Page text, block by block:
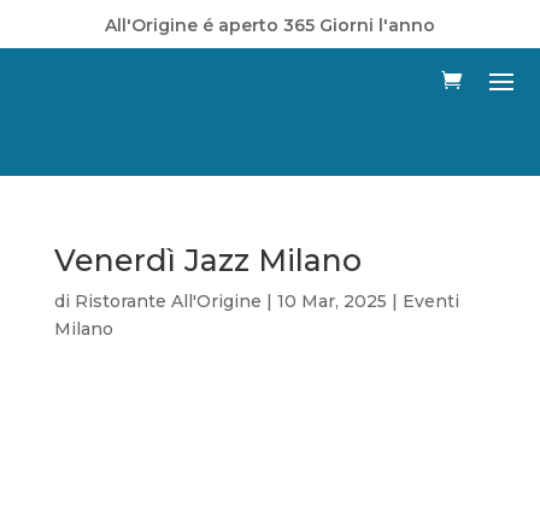
All'Origine é aperto 365 Giorni l'anno
Venerdì Jazz Milano
di Ristorante All'Origine | 10 Mar, 2025 | Eventi
Milano